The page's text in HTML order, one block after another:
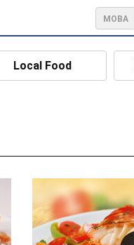
МОВА
Local Food